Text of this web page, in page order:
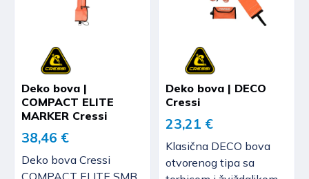
Deko bova |
COMPACT ELITE
MARKER Cressi
38,46 €
Deko bova Cressi
Deko bova | DECO
Cressi
23,21 €
Klasična DECO bova
otvorenog tipa sa